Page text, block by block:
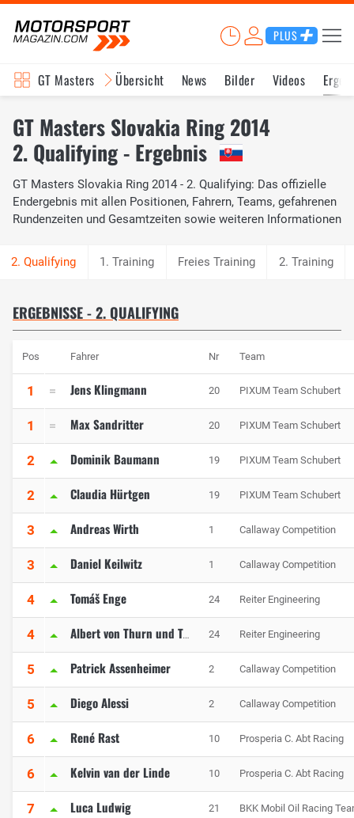
PLUS
GT Masters Übersicht News Bilder Videos
GT Masters Slovakia Ring 2014
2. Qualifying - Ergebnis
GT Masters Slovakia Ring 2014 - 2. Qualifying: Das offizielle
Endergebnis mit allen Positionen, Fahrern, Teams, gefahrenen
Rundenzeiten und Gesamtzeiten sowie weiteren Informationen
1. Training Freies Training 2. Training
ERGEBNISSE - 2. QUALIFYING
Pos Fahrer Nr Team
1 Jens Klingmann 20 PIXUM Team Schubert
1 Max Sandritter 20 PIXUM Team Schubert
2 Dominik Baumann 19 PIXUM Team Schubert
2 Claudia Hürtgen 19 PIXUM Team Schubert
3 Andreas Wirth 1 Callaway Competition
3 Daniel Keilwitz 1 Callaway Competition
4 Tomáš Enge 24 Reiter Engineering
4 Albert von Thurn und Taxis 24 Reiter Engineering
5 Patrick Assenheimer 2 Callaway Competition
5 Diego Alessi 2 Callaway Competition
6 René Rast 10 Prosperia C. Abt Racing
6 Kelvin van der Linde 10 Prosperia C. Abt Racing
7 Luca Ludwig 21 BKK Mobil Oil Racing